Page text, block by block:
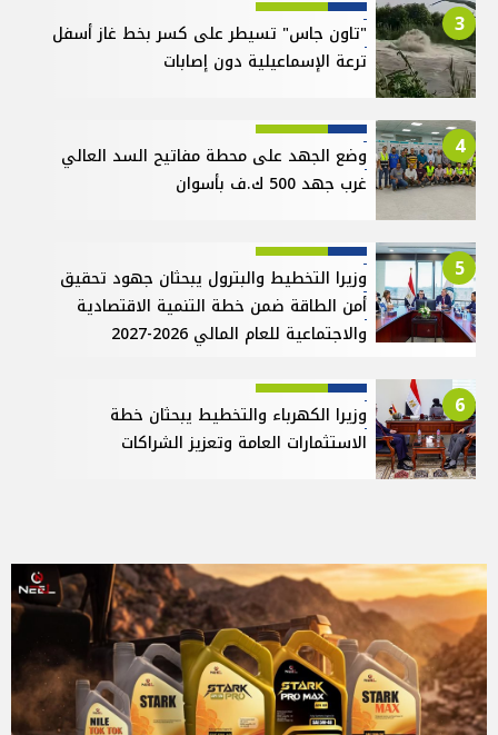
3
"تاون جاس" تسيطر على كسر بخط غاز أسفل
ترعة الإسماعيلية دون إصابات
4
وضع الجهد على محطة مفاتيح السد العالي
غرب جهد 500 ك.ف بأسوان
5
وزيرا التخطيط والبترول يبحثان جهود تحقيق
أمن الطاقة ضمن خطة التنمية الاقتصادية
والاجتماعية للعام المالي 2026-2027
6
وزيرا الكهرباء والتخطيط يبحثان خطة
الاستثمارات العامة وتعزيز الشراكات